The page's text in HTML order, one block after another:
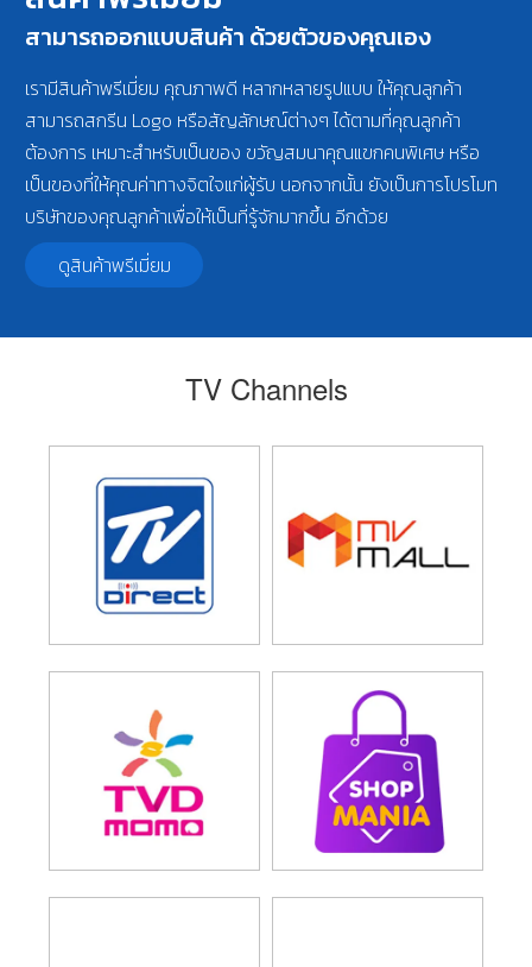
สามารถออกแบบสินค้า ด้วยตัวของคุณเอง
เรามีสินค้าพรีเมี่ยม คุณภาพดี หลากหลายรูปแบบ ให้คุณลูกค้า
สามารถสกรีน Logo หรือสัญลักษณ์ต่างๆ ได้ตามที่คุณลูกค้า
ต้องการ เหมาะสำหรับเป็นของ ขวัญสมนาคุณแขกคนพิเศษ หรือ
เป็นของที่ให้คุณค่าทางจิตใจแก่ผู้รับ นอกจากนั้น ยังเป็นการโปรโมท
บริษัทของคุณลูกค้าเพื่อให้เป็นที่รู้จักมากขึ้น อีกด้วย
ดูสินค้าพรีเมี่ยม
TV Channels